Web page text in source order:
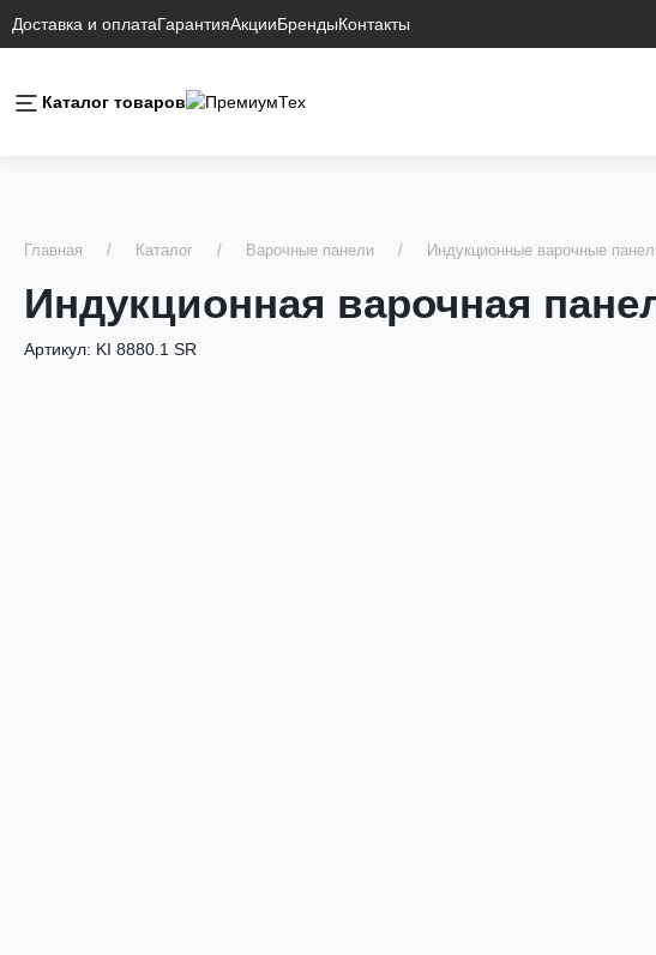
Доставка и оплатаГарантияАкцииБрендыКонтакты
Каталог товаров
Главная Каталог Варочные панели Индукционные варочные
Индукционная варочная
Артикул: KI 8880.1 SR